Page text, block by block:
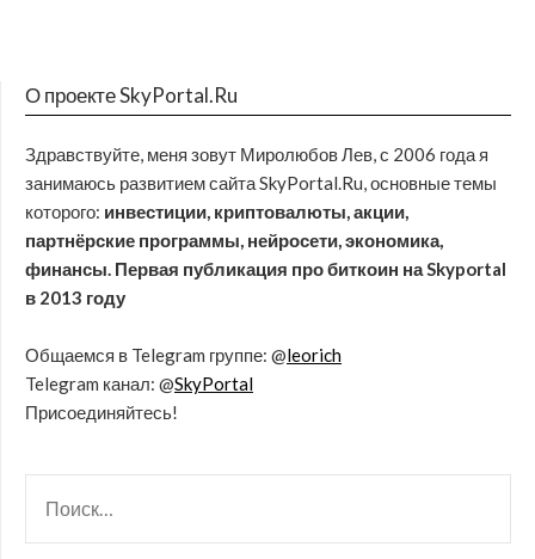
О проекте SkyPortal.Ru
Здравствуйте, меня зовут Миролюбов Лев, с 2006 года я
занимаюсь развитием сайта SkyPortal.Ru, основные темы
которого: инвестиции, криптовалюты, акции,
партнёрские программы, нейросети, экономика,
финансы. Первая публикация про биткоин на Skyportal
в 2013 году
Общаемся в Telegram группе: @leorich
Telegram канал: @SkyPortal
Присоединяйтесь!